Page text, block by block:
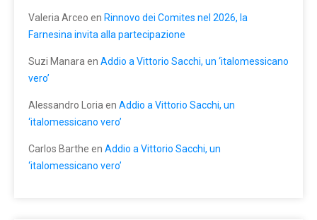
Valeria Arceo en Rinnovo dei Comites nel 2026, la
Farnesina invita alla partecipazione
Suzi Manara en Addio a Vittorio Sacchi, un ‘italomessicano
vero’
Alessandro Loria en Addio a Vittorio Sacchi, un
‘italomessicano vero’
Carlos Barthe en Addio a Vittorio Sacchi, un
‘italomessicano vero’